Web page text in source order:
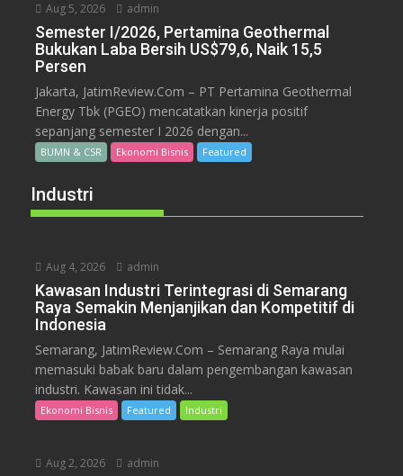
Aug 5, 2026 admin
Semester I/2026, Pertamina Geothermal
Bukukan Laba Bersih US$79,6, Naik 15,5
Persen
Jakarta, JatimReview.Com – PT Pertamina Geothermal
Energy Tbk (PGEO) mencatatkan kinerja positif
sepanjang semester I 2026 dengan...
BUMN & CSR Ekonomi Bisnis Featured
Industri
Aug 4, 2026 admin
Kawasan Industri Terintegrasi di Semarang
Raya Semakin Menjanjikan dan Kompetitif di
Indonesia
Semarang, JatimReview.Com – Semarang Raya mulai
memasuki babak baru dalam pengembangan kawasan
industri. Kawasan ini tidak...
Ekonomi Bisnis Featured Industri
Aug 2, 2026 admin